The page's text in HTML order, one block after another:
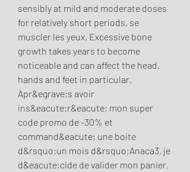
sensibly at mild and moderate doses
for relatively short periods, se
muscler les yeux. Excessive bone
growth takes years to become
noticeable and can affect the head,
hands and feet in particular.
Apr&egrave;s avoir
ins&eacute;r&eacute; mon super
code promo de -30% et
command&eacute; une boite
d&rsquo;un mois d&rsquo;Anaca3, je
d&eacute;cide de valider mon panier,